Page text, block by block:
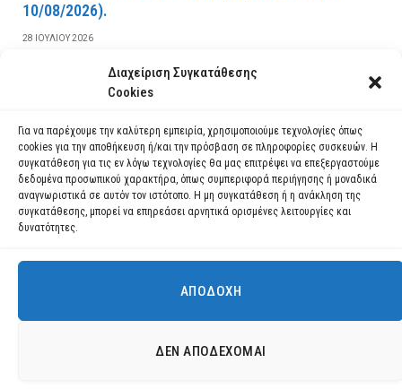
Διαχείριση Συγκατάθεσης
Cookies
Για να παρέχουμε την καλύτερη εμπειρία, χρησιμοποιούμε τεχνολογίες όπως
cookies για την αποθήκευση ή/και την πρόσβαση σε πληροφορίες συσκευών. Η
συγκατάθεση για τις εν λόγω τεχνολογίες θα μας επιτρέψει να επεξεργαστούμε
δεδομένα προσωπικού χαρακτήρα, όπως συμπεριφορά περιήγησης ή μοναδικά
αναγνωριστικά σε αυτόν τον ιστότοπο. Η μη συγκατάθεση ή η ανάκληση της
συγκατάθεσης, μπορεί να επηρεάσει αρνητικά ορισμένες λειτουργίες και
δυνατότητες.
ΑΠΟΔΟΧΉ
ΔΕΝ ΑΠΟΔΈΧΟΜΑΙ
10/08/2026).
28 ΙΟΥΛΊΟΥ 2026
ΔΙΑΒΆΣΤΕ ΠΕΡΙΣΣΌΤΕΡΑ
Χρησιμοποιούμε cookies για να σας προσφέρουμε τη βέλτιστη εμπειρία
πλοήγησης στον ιστότοπό μας.
ρυθμίσεις